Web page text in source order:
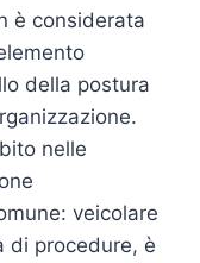
è considerata
della postura
nelle
veicolare
di procedure, è